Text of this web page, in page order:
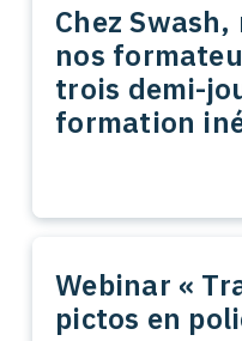
Chez
nos
trois demi-
formation
Webinar «
pictos en